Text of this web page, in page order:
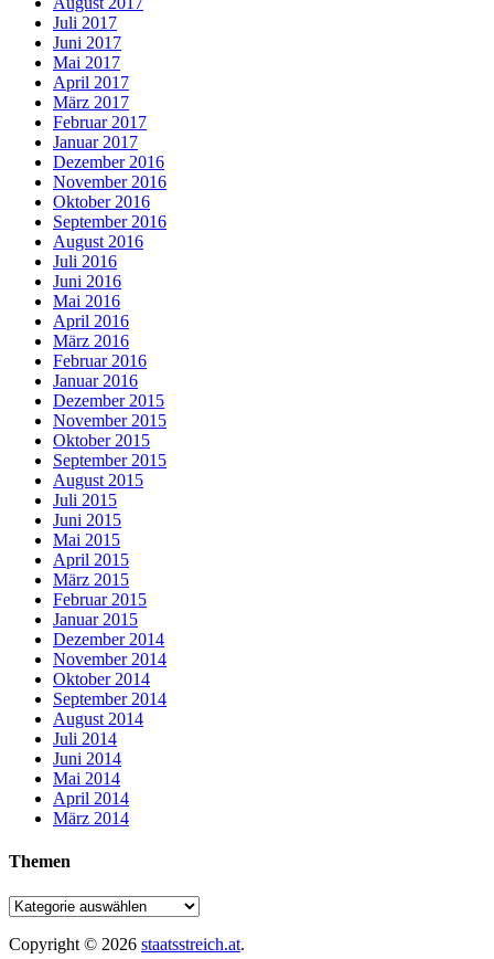
Juli 2017
Juni 2017
Mai 2017
April 2017
März 2017
Februar 2017
Januar 2017
Dezember 2016
November 2016
Oktober 2016
September 2016
August 2016
Juli 2016
Juni 2016
Mai 2016
April 2016
März 2016
Februar 2016
Januar 2016
Dezember 2015
November 2015
Oktober 2015
September 2015
August 2015
Juli 2015
Juni 2015
Mai 2015
April 2015
März 2015
Februar 2015
Januar 2015
Dezember 2014
November 2014
Oktober 2014
September 2014
August 2014
Juli 2014
Juni 2014
Mai 2014
April 2014
März 2014
Themen
Copyright © 2026 staatsstreich.at.